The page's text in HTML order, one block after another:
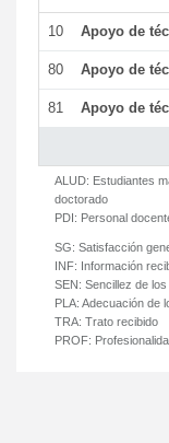
10 Apoyo de
80 Apoyo de
81 Apoyo de
ALUD: Estudiantes
doctorado
PDI: Personal
SG: Satisfacción
INF: Información
SEN: Sencillez de
PLA: Adecuación de
TRA: Trato recibido
PROF: